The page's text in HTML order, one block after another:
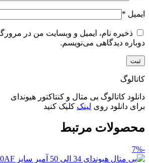
ایمیل *
ذخیره نام، ایمیل و وبسایت من در
دوباره دیدگاهی می‌نویسم.
کاتالوگ
دانلود کاتالوگ بی متال و کنتاکتور هیوندای
برای دانلود روی لینک کلیک کنید
محصولات مرتبط
-7%